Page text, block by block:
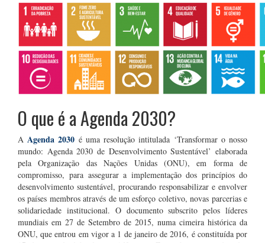
O que é a Agenda 2030?
AAgenda 2030 é uma resolução intitulada ‘Transformar o nosso
mundo: Agenda 2030 de Desenvolvimento Sustentável’ elaborada
pela Organização das Nações Unidas (ONU), em forma de
compromisso, para assegurar a implementação dos princípios do
desenvolvimento sustentável, procurando responsabilizar e envolver
os países membros através de um esforço coletivo, novas parcerias e
solidariedade institucional. O documento subscrito pelos líderes
mundiais em 27 de Setembro de 2015, numa cimeira histórica da
ONU, que entrou em vigor a 1 de janeiro de 2016, é constituída por